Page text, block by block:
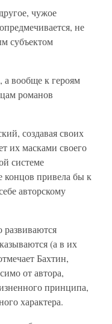
чужое
не
субъектом
а вообще к героям
романов
создавая своих
их масками своего
системе
концов привела бы к
авторскому
(а в их
Бахтин,
от автора,
принципа,
характера.